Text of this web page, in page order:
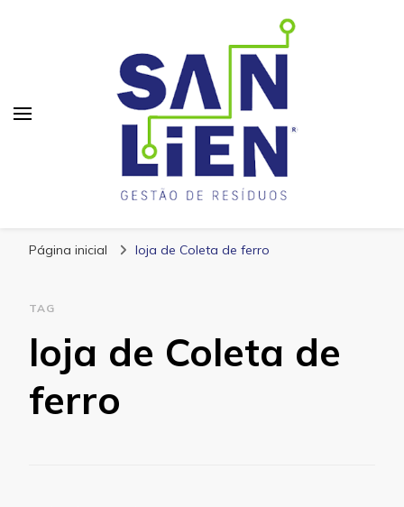
Página inicial loja de Coleta de ferro
TAG
loja de Coleta de
ferro